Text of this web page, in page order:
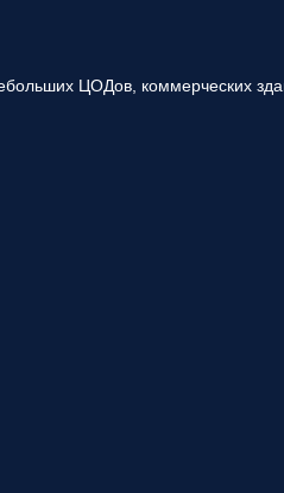
ЦОДов, коммерческих